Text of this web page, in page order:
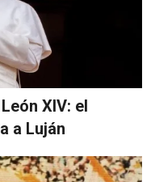
XIV: el
a Luján